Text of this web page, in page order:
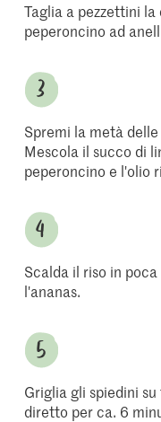
Taglia a pezzettini
peperoncino ad
Spremi la metà
Mescola il succo di
peperoncino e l'olio
Scalda il riso in
l'ananas.
Griglia gli spiedini
diretto per ca. 6